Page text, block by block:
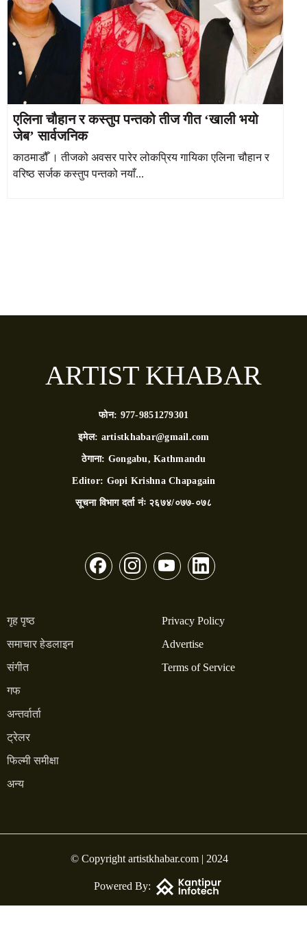
एलिना चौहान र कस्तुप पन्तको तीज गीत ‘खाली भयो
जेब’ सार्वजनिक
काठमाडौँ । तीजको अवसर पारेर लोकप्रिय गायिका एलिना चौहान र
वरिष्ठ सर्जक कस्तुप पन्तको नयाँ...
ARTIST KHABAR
फोन: 977-9851279301
इमेल: artistkhabar@gmail.com
ठेगाना: Gongabu, Kathmandu
Editor: Gopi Krishna Chapagain
सूचना विभाग दर्ता नंः २६७४/०७७-०७८
गृह पृष्ठ
समाचार हेडलाइन
संगीत
गफ
अन्तर्वार्ता
ट्रेलर
फिल्मी समीक्षा
अन्य
Privacy Policy
Advertise
Terms of Service
© Copyright artistkhabar.com | 2024
Powered By: